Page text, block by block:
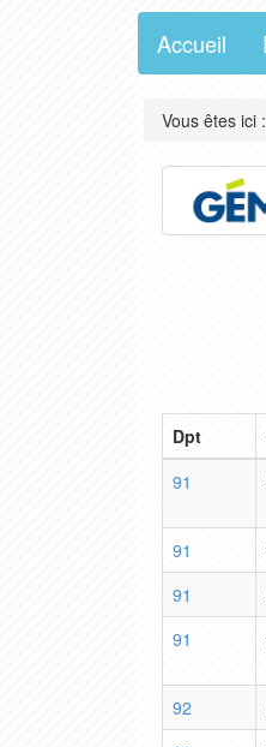
Accueil
Vous êtes ici :
Dpt
91
91
91
91
92